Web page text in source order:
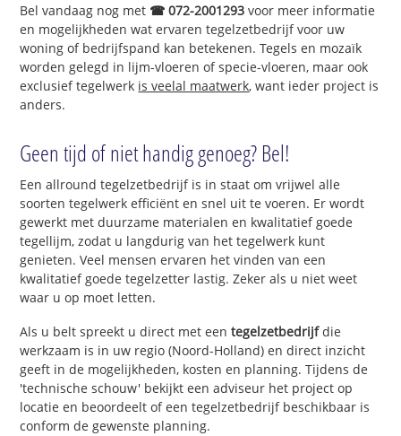
Bel vandaag nog met ☎ 072-2001293 voor meer informatie
en mogelijkheden wat ervaren tegelzetbedrijf voor uw
woning of bedrijfspand kan betekenen. Tegels en mozaïk
worden gelegd in lijm-vloeren of specie-vloeren, maar ook
exclusief tegelwerk is veelal maatwerk, want ieder project is
anders.
Geen tijd of niet handig genoeg? Bel!
Een allround tegelzetbedrijf is in staat om vrijwel alle
soorten tegelwerk efficiënt en snel uit te voeren. Er wordt
gewerkt met duurzame materialen en kwalitatief goede
tegellijm, zodat u langdurig van het tegelwerk kunt
genieten. Veel mensen ervaren het vinden van een
kwalitatief goede tegelzetter lastig. Zeker als u niet weet
waar u op moet letten.
Als u belt spreekt u direct met eentegelzetbedrijfdie
werkzaam is in uw regio (Noord-Holland) en direct inzicht
geeft in de mogelijkheden, kosten en planning. Tijdens de
'technische schouw' bekijkt een adviseur het project op
locatie en beoordeelt of een tegelzetbedrijf beschikbaar is
conform de gewenste planning.